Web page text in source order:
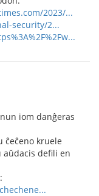
2023/...
security/2...
iom danĝeras
ĉeĉeno kruele
defili en